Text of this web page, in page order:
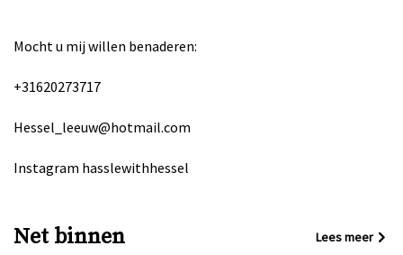
Mocht u mij willen benaderen:
+31620273717
Hessel_leeuw@hotmail.com
Instagram hasslewithhessel
Net binnen Lees meer